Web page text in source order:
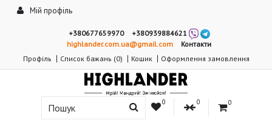
Мій профіль
+380677659970
+380939884621
highlander.com.ua@gmail.com
Контакти
Профіль
Список бажань (0) Кошик Оформлення замовлення
0 0 0